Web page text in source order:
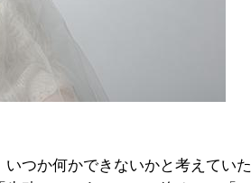
つか何かできないかと考えていた